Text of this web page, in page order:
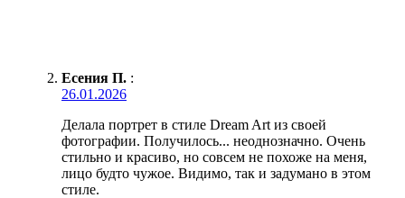
Есения П. :
26.01.2026
Делала портрет в стиле Dream Art из своей
фотографии. Получилось... неоднозначно. Очень
стильно и красиво, но совсем не похоже на меня,
лицо будто чужое. Видимо, так и задумано в этом
стиле.